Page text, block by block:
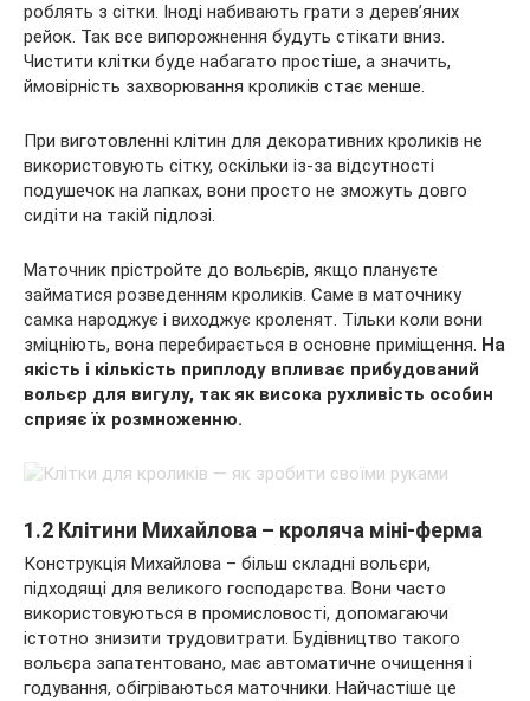
роблять з сітки. Іноді набивають грати з дерев’яних
рейок. Так все випорожнення будуть стікати вниз.
Чистити клітки буде набагато простіше, а значить,
ймовірність захворювання кроликів стає менше.
При виготовленні клітин для декоративних кроликів не
використовують сітку, оскільки із-за відсутності
подушечок на лапках, вони просто не зможуть довго
сидіти на такій підлозі.
Маточник прістройте до вольєрів, якщо плануєте
займатися розведенням кроликів. Саме в маточнику
самка народжує і виходжує кроленят. Тільки коли вони
зміцніють, вона перебирається в основне приміщення. На
якість і кількість приплоду впливає прибудований
вольєр для вигулу, так як висока рухливість особин
сприяє їх розмноженню.
1.2 Клітини Михайлова – кроляча міні-ферма
Конструкція Михайлова – більш складні вольєри,
підходящі для великого господарства. Вони часто
використовуються в промисловості, допомагаючи
істотно знизити трудовитрати. Будівництво такого
вольєра запатентовано, має автоматичне очищення і
годування, обігріваються маточники. Найчастіше це